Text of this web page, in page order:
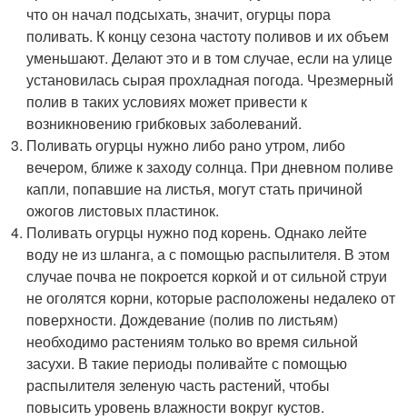
что он начал подсыхать, значит, огурцы пора
поливать. К концу сезона частоту поливов и их объем
уменьшают. Делают это и в том случае, если на улице
установилась сырая прохладная погода. Чрезмерный
полив в таких условиях может привести к
возникновению грибковых заболеваний.
Поливать огурцы нужно либо рано утром, либо
вечером, ближе к заходу солнца. При дневном поливе
капли, попавшие на листья, могут стать причиной
ожогов листовых пластинок.
Поливать огурцы нужно под корень. Однако лейте
воду не из шланга, а с помощью распылителя. В этом
случае почва не покроется коркой и от сильной струи
не оголятся корни, которые расположены недалеко от
поверхности. Дождевание (полив по листьям)
необходимо растениям только во время сильной
засухи. В такие периоды поливайте с помощью
распылителя зеленую часть растений, чтобы
повысить уровень влажности вокруг кустов.